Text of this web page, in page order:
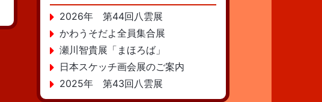
2026年 第44回八雲展
かわうそだよ全員集合展
瀬川智貴展「まほろば」
日本スケッチ画会展のご案内
2025年 第43回八雲展